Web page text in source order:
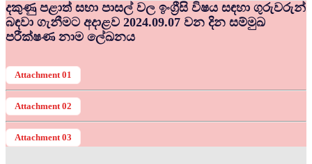
දකුණු පළාත් සභා පාසල් වල ඉංග්‍රීසි විෂය සඳහා ගුරුවරුන්
බඳවා ගැනීමට අදාළව 2024.09.07 වන දින සම්මුඛ
පරීක්ෂණ නාම ලේඛනය
Attachment 01
Attachment 02
Attachment 03